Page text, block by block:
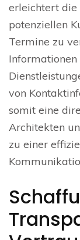
erleichtert die
potenziellen
Termine zu
von
somit eine
Architekten
zu einer